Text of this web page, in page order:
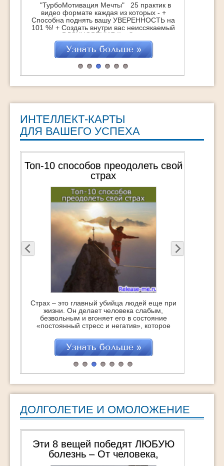
"ТурбоМотивация Мечты" 25 практик в
видео формате каждая из которых - +
Способна поднять вашу УВЕРЕННОСТЬ на
101 %! + Создать внутри вас неиссякаемый
источник ВДОХНОВЕНИЯ !! + Зажечь супер-
мотивацию на достижение Мечты !!!
"ТурбоМотивация Мечты" это : 25
практических техник, которые помогут
навсегда обрести Вдохновение Обретение
Апгрейд жизни
максимальных
ИНТЕЛЛЕКТ-КАРТЫ
ДЛЯ ВАШЕГО УСПЕХА
Топ-10 способов преодолеть свой
страх
Страх – это главный убийца людей еще при
жизни. Он делает человека слабым,
безвольным и вгоняет его в состояние
«постоянный стресс и негатив», которое
Это с одной стороны. Но с другой – это
отличная возможность стать сильнее,
поднять самооценку и получить заряд
бодрости и энергии на очень большое
ДОЛГОЛЕТИЕ И ОМОЛОЖЕНИЕ
Эти 8 вещей победят ЛЮБУЮ
болезнь – От человека,
Пожалуй,